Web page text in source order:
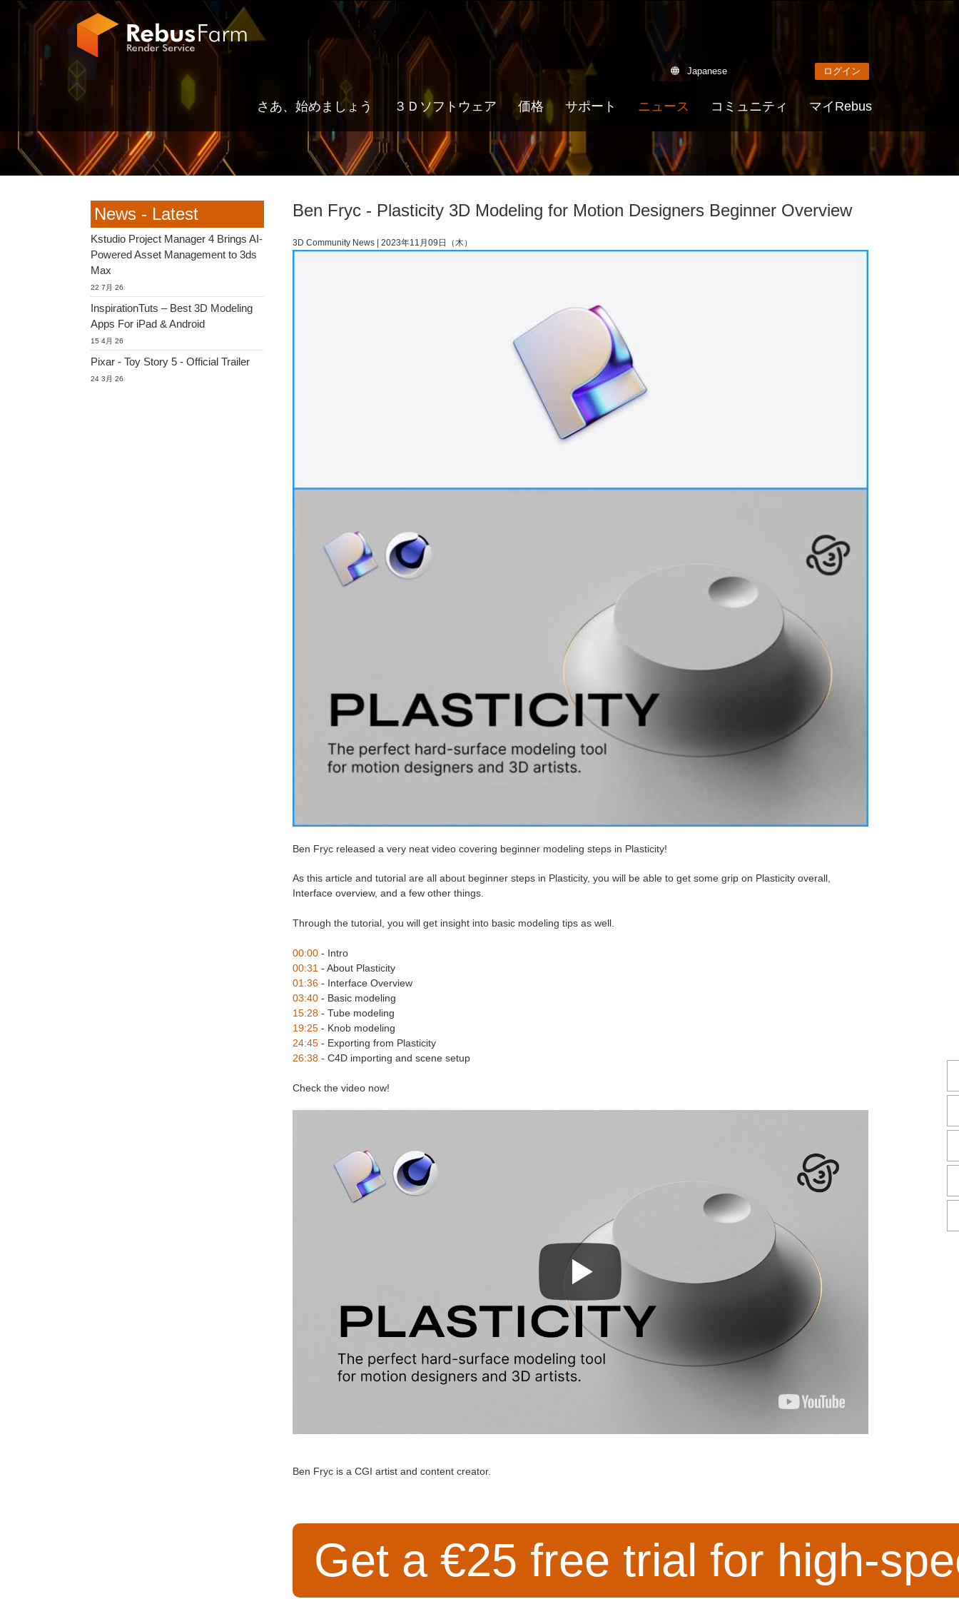
Japanese ログイン
さあ、始めましょう ３Ｄソフトウェア 価格 サポート ニュース コミュニティ マイRebus
Ben Fryc - Plasticity 3D Modeling for Motion Designers Beginner Overview
3D Community News | 2023年11月09日（木）
Ben Fryc released a very neat video covering beginner modeling steps in Plasticity!
As this article and tutorial are all about beginner steps in Plasticity, you will be able to get some grip on Plasticity overall,
Interface overview, and a few other things.
Through the tutorial, you will get insight into basic modeling tips as well.
00:00- Intro
00:31 - About Plasticity
01:36- Interface Overview
03:40- Basic modeling
15:28- Tube modeling
19:25- Knob modeling
24:45- Exporting from Plasticity
26:38- C4D importing and scene setup
Check the video now!
Ben Fryc is a CGI artist and content creator.
Get a €25 free trial for high-
News - Latest
Kstudio Project Manager 4 Brings AI-
Powered Asset Management to 3ds
Max
22 7月 26
InspirationTuts – Best 3D Modeling
Apps For iPad & Android
15 4月 26
Pixar - Toy Story 5 - Official Trailer
24 3月 26